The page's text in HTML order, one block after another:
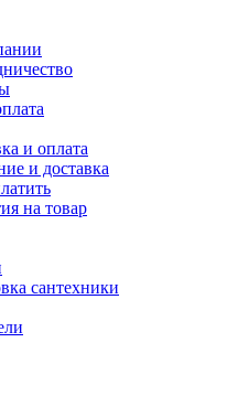
и оплата
и доставка
на товар
сантехники